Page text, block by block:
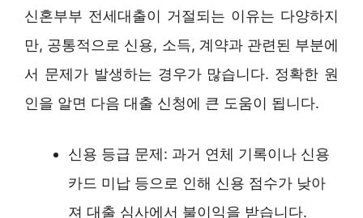
신혼부부 전세대출이 거절되는 이유는 다양하지
만, 공통적으로 신용, 소득, 계약과 관련된 부분에
서 문제가 발생하는 경우가 많습니다. 정확한 원
인을 알면 다음 대출 신청에 큰 도움이 됩니다.
신용 등급 문제: 과거 연체 기록이나 신용
카드 미납 등으로 인해 신용 점수가 낮아
져 대출 심사에서 불이익을 받습니다.